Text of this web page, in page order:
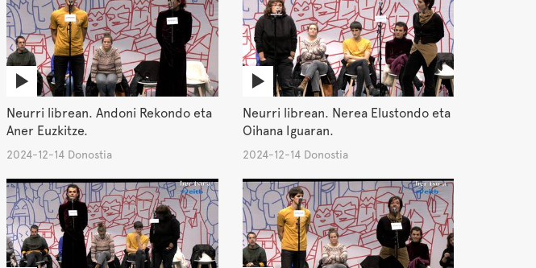
Neurri librean. Andoni Rekondo eta
Aner Euzkitze.
2024-12-14 Donostia
Neurri librean. Nerea Elustondo eta
Oihana Iguaran.
2024-12-14 Donostia